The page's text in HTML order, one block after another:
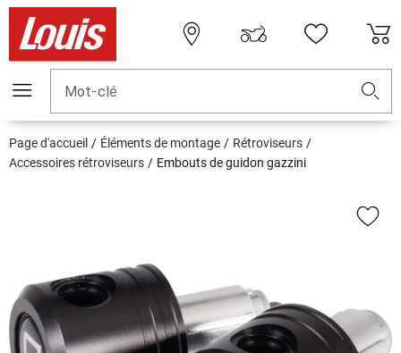
Mot-clé
Page d'accueil Éléments de montage
Rétroviseurs
Accessoires rétroviseurs
Embouts de guidon gazzini